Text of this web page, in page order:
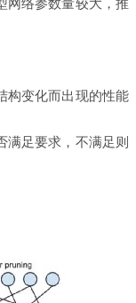
网络参数量较大，推
构变化而出现的性能
满足要求，不满足则